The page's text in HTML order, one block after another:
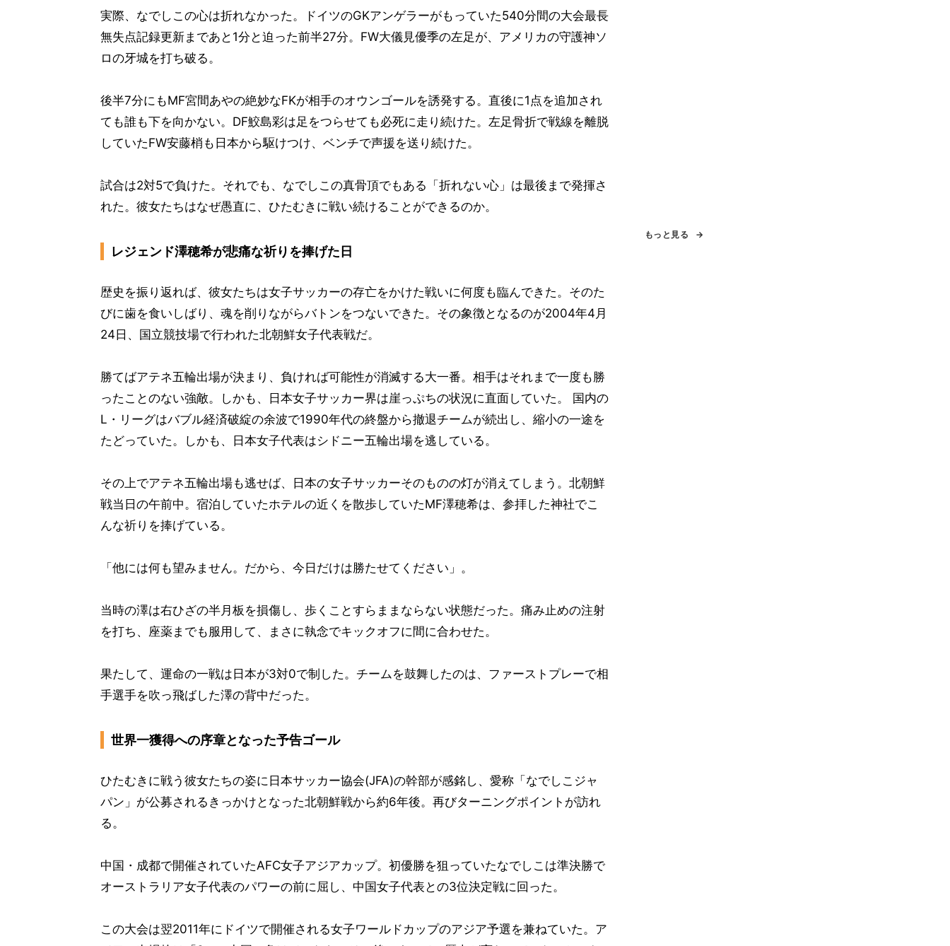
実際、なでしこの心は折れなかった。ドイツのGKアンゲラーがもっていた540分間の大会最長
無失点記録更新まであと1分と迫った前半27分。FW大儀見優季の左足が、アメリカの守護神ソ
ロの牙城を打ち破る。
後半7分にもMF宮間あやの絶妙なFKが相手のオウンゴールを誘発する。直後に1点を追加され
ても誰も下を向かない。DF鮫島彩は足をつらせても必死に走り続けた。左足骨折で戦線を離脱
していたFW安藤梢も日本から駆けつけ、ベンチで声援を送り続けた。
試合は2対5で負けた。それでも、なでしこの真骨頂でもある「折れない心」は最後まで発揮さ
れた。彼女たちはなぜ愚直に、ひたむきに戦い続けることができるのか。
レジェンド澤穂希が悲痛な祈りを捧げた日
歴史を振り返れば、彼女たちは女子サッカーの存亡をかけた戦いに何度も臨んできた。そのた
びに歯を食いしばり、魂を削りながらバトンをつないできた。その象徴となるのが2004年4月
24日、国立競技場で行われた北朝鮮女子代表戦だ。
勝てばアテネ五輪出場が決まり、負ければ可能性が消滅する大一番。相手はそれまで一度も勝
ったことのない強敵。しかも、日本女子サッカー界は崖っぷちの状況に直面していた。 国内の
L・リーグはバブル経済破綻の余波で1990年代の終盤から撤退チームが続出し、縮小の一途を
たどっていた。しかも、日本女子代表はシドニー五輪出場を逃している。
その上でアテネ五輪出場も逃せば、日本の女子サッカーそのものの灯が消えてしまう。北朝鮮
戦当日の午前中。宿泊していたホテルの近くを散歩していたMF澤穂希は、参拝した神社でこ
んな祈りを捧げている。
「他には何も望みません。だから、今日だけは勝たせてください」。
当時の澤は右ひざの半月板を損傷し、歩くことすらままならない状態だった。痛み止めの注射
を打ち、座薬までも服用して、まさに執念でキックオフに間に合わせた。
果たして、運命の一戦は日本が3対0で制した。チームを鼓舞したのは、ファーストプレーで相
手選手を吹っ飛ばした澤の背中だった。
世界一獲得への序章となった予告ゴール
ひたむきに戦う彼女たちの姿に日本サッカー協会(JFA)の幹部が感銘し、愛称「なでしこジャ
パン」が公募されるきっかけとなった北朝鮮戦から約6年後。再びターニングポイントが訪れ
る。
中国・成都で開催されていたAFC女子アジアカップ。初優勝を狙っていたなでしこは準決勝で
オーストラリア女子代表のパワーの前に屈し、中国女子代表との3位決定戦に回った。
この大会は翌2011年にドイツで開催される女子ワールドカップのアジア予選を兼ねていた。ア
もっと見る